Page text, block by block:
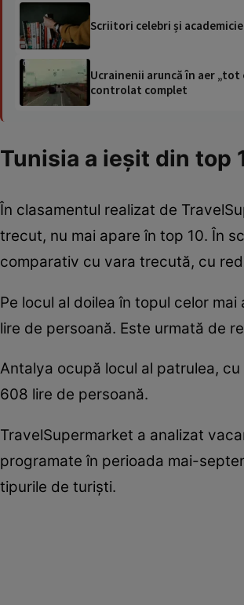
Scriitori celebri și
Ucrainenii aruncă în aer „tot
controlat complet
Tunisia a ieșit din top
În clasamentul realizat de
trecut, nu mai apare în top 10. În
comparativ cu vara trecută, cu
Pe locul al doilea în topul celor
lire de persoană. Este urmată de
Antalya ocupă locul al patrulea,
608 lire de persoană.
TravelSupermarket a analizat
programate în perioada mai-
tipurile de turiști.